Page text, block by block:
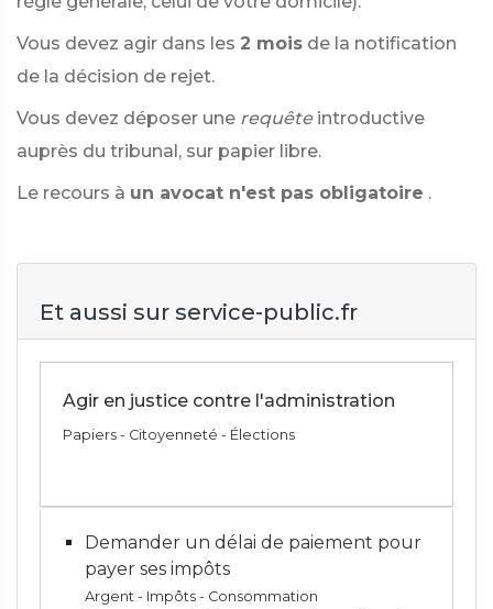
Vous devez agir dans les 2 mois de la notification
de la décision de rejet.
Vous devez déposer une requête introductive
auprès du tribunal, sur papier libre.
Le recours à un avocat n'est pas obligatoire .
Et aussi sur service-public.fr
Agir en justice contre l'administration
Papiers - Citoyenneté - Élections
Demander un délai de paiement pour
payer ses impôts
Argent - Impôts - Consommation